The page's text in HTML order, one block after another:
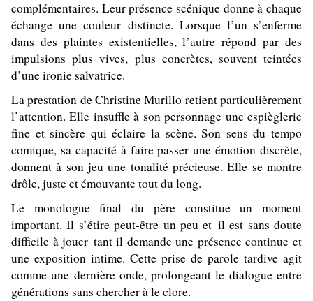
complémentaires. Leur présence scénique donne à chaque
échange une couleur distincte. Lorsque l’un s’enferme
dans des plaintes existentielles, l’autre répond par des
impulsions plus vives, plus concrètes, souvent teintées
d’une ironie salvatrice.
La prestation de Christine Murillo retient particulièrement
l’attention. Elle insuffle à son personnage une espièglerie
fine et sincère qui éclaire la scène. Son sens du tempo
comique, sa capacité à faire passer une émotion discrète,
donnent à son jeu une tonalité précieuse. Elle se montre
drôle, juste et émouvante tout du long.
Le monologue final du père constitue un moment
important. Il s’étire peut-être un peu et il est sans doute
difficile à jouer tant il demande une présence continue et
une exposition intime. Cette prise de parole tardive agit
comme une dernière onde, prolongeant le dialogue entre
générations sans chercher à le clore.